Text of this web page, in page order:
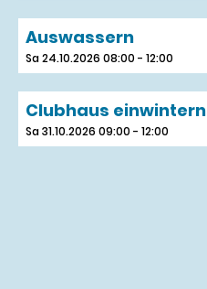
Auswassern
Sa 24.10.2026 08:00 - 12:00
Clubhaus einwintern
Sa 31.10.2026 09:00 - 12:00